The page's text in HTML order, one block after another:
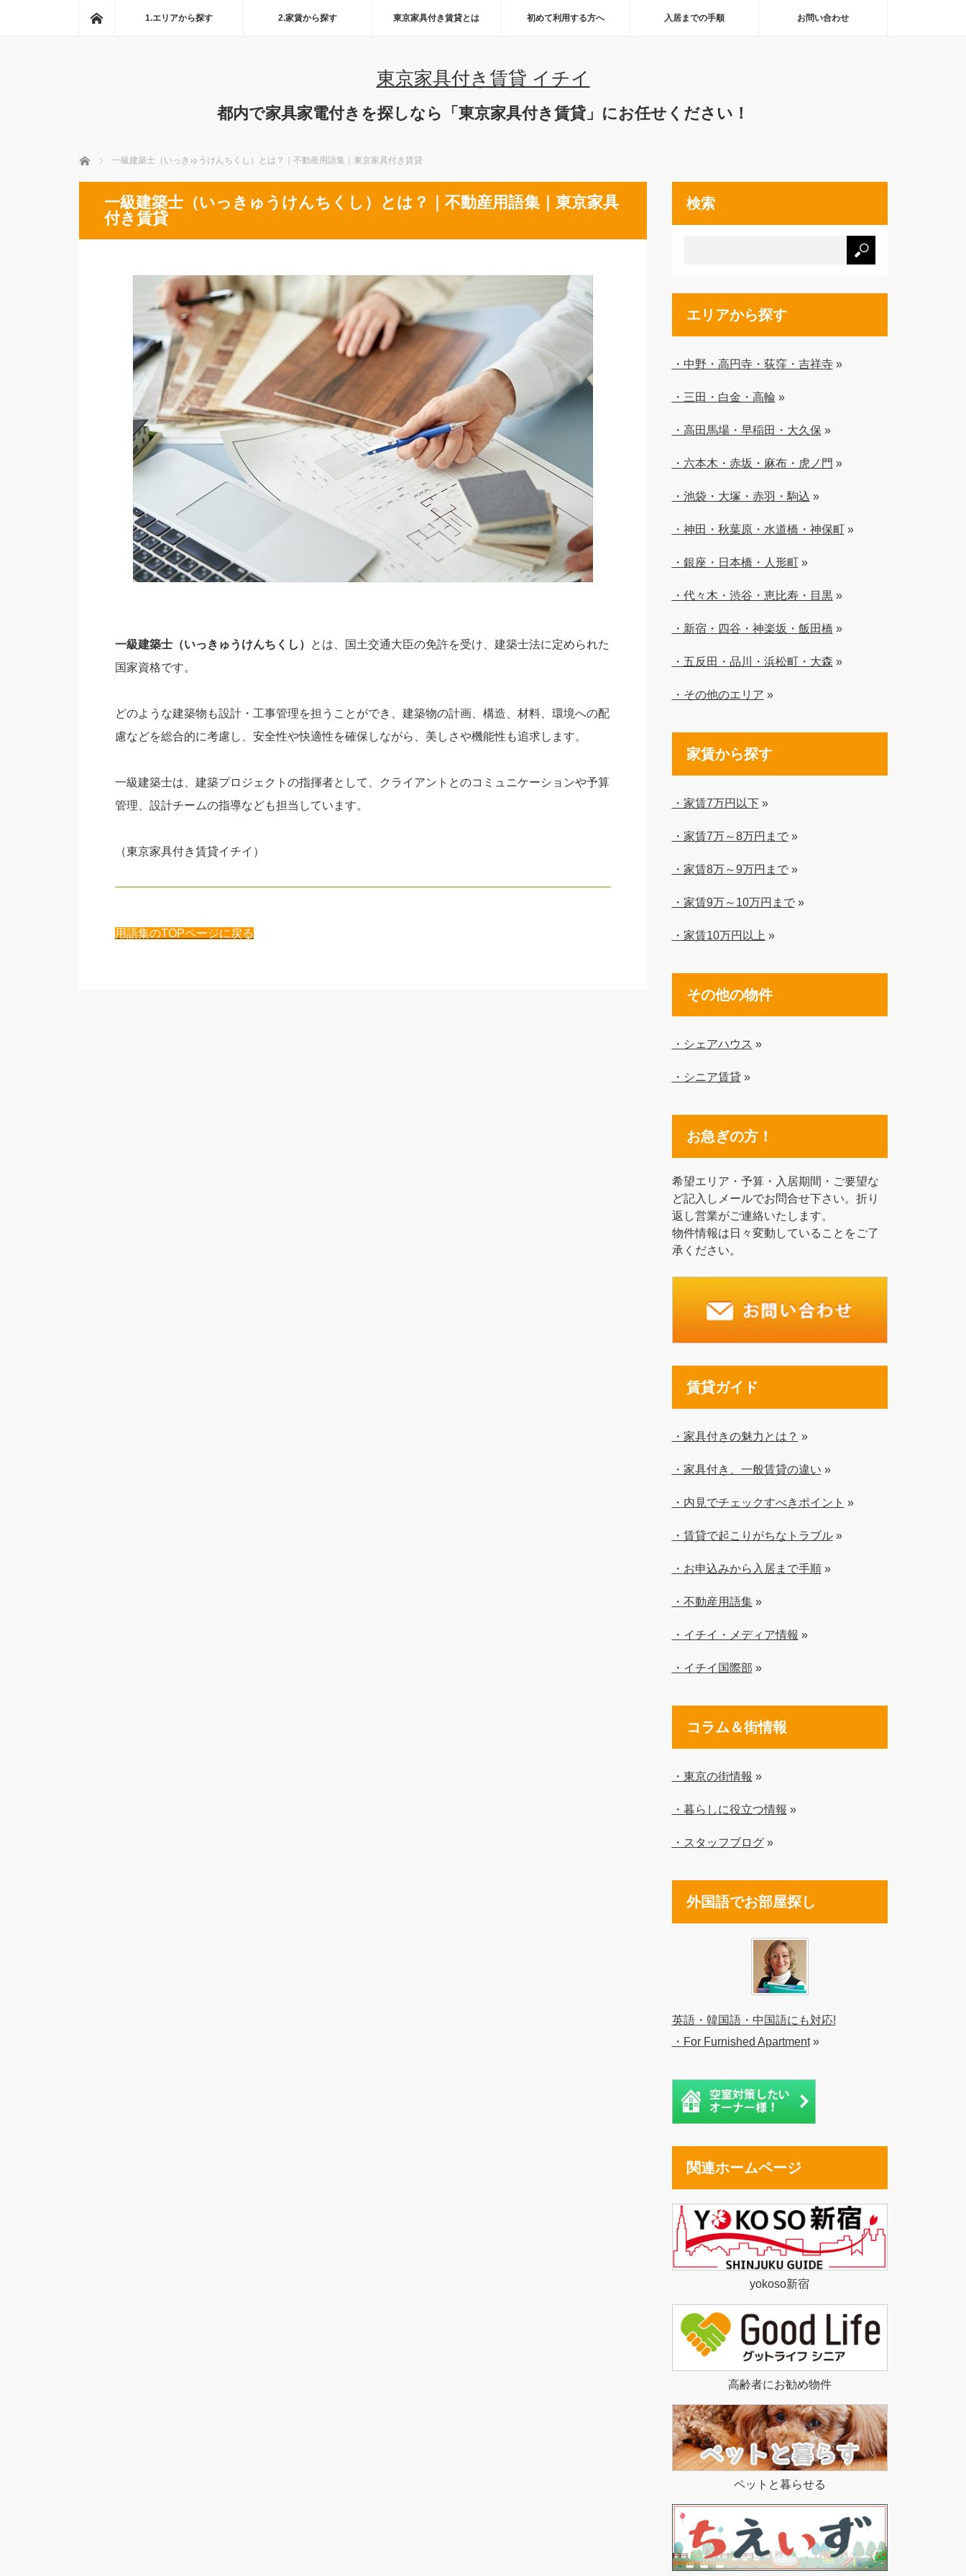
ホーム1.エリアから探す 2.家賃から探す 東京家具付き賃貸とは 初めて利用する方へ 入居までの手順 お問い合わせ
東京家具付き賃貸 イチイ
都内で家具家電付きを探しなら「東京家具付き賃貸」にお任せください！
ホーム 一級建築士（いっきゅうけんちくし）とは？｜不動産用語集｜東京家具付き賃貸
一級建築士（いっきゅうけんちくし）とは？｜不動産用語集｜東京家具
付き賃貸
一級建築士（いっきゅうけんちくし）
とは、国土交通大臣の免許を受け、建築士法に定められた
国家資格です。
どのような建築物も設計・工事管理を担うことができ、建築物の計画、構造、材料、環境への配
慮などを総合的に考慮し、安全性や快適性を確保しながら、美しさや機能性も追求します。
一級建築士は、建築プロジェクトの指揮者として、クライアントとのコミュニケーションや予算
管理、設計チームの指導なども担当しています。
（東京家具付き賃貸イチイ）
用語集のTOPページに戻る
検索
エリアから探す
・中野・高円寺・荻窪・吉祥寺»
・三田・白金・高輪 »
・高田馬場・早稲田・大久保 »
・六本木・赤坂・麻布・虎ノ門 »
・池袋・大塚・赤羽・駒込 »
・神田・秋葉原・水道橋・神保町»
・銀座・日本橋・人形町»
・代々木・渋谷・恵比寿・目黒»
・新宿・四谷・神楽坂・飯田橋 »
・五反田・品川・浜松町・大森 »
・その他のエリア »
家賃から探す
・家賃7万円以下»
・家賃7万～8万円まで»
・家賃8万～9万円まで»
・家賃9万～10万円まで»
・家賃10万円以上 »
その他の物件
・シェアハウス »
・シニア賃貸»
お急ぎの方！
希望エリア・予算・入居期間・ご要望な
ど記入しメールでお問合せ下さい。折り
返し営業がご連絡いたします。
物件情報は日々変動していることをご了
承ください。
賃貸ガイド
・家具付きの魅力とは？ »
・家具付き、一般賃貸の違い »
・内見でチェックすべきポイント »
・賃貸で起こりがちなトラブル»
・お申込みから入居まで手順»
・不動産用語集»
・イチイ・メディア情報 »
・イチイ国際部 »
コラム＆街情報
・東京の街情報 »
・暮らしに役立つ情報 »
・スタッフブログ»
外国語でお部屋探し
英語・韓国語・中国語にも対応!
・For Furnished Apartment»
関連ホームページ
yokoso新宿
高齢者にお勧め物件
ペットと暮らせる